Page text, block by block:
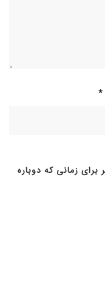
*
زمانی که دوباره